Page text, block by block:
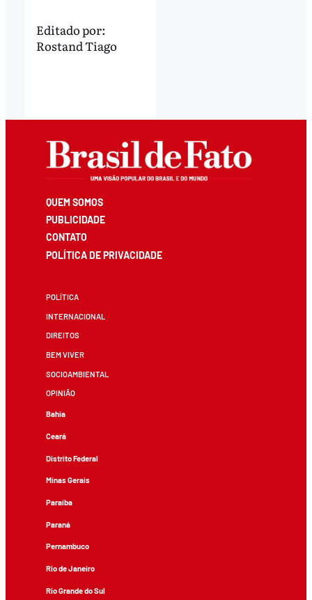
Editado por:
Rostand Tiago
QUEM SOMOS
PUBLICIDADE
CONTATO
POLÍTICA DE PRIVACIDADE
POLÍTICA
INTERNACIONAL
DIREITOS
BEM VIVER
SOCIOAMBIENTAL
OPINIÃO
Bahia
Ceará
Distrito Federal
Minas Gerais
Paraíba
Paraná
Pernambuco
Rio de Janeiro
Rio Grande do Sul